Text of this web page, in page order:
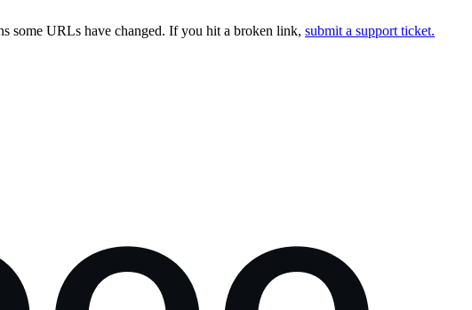
some URLs have changed. If you hit a broken link, submit a support ticket.